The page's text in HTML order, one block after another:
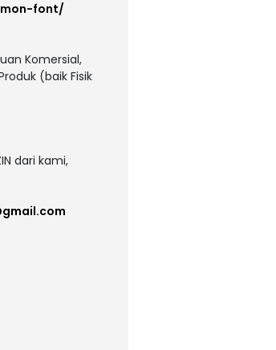
font/
Komersial,
(baik Fisik
dari kami,